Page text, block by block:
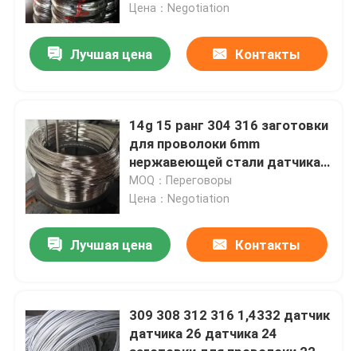
Цена：Negotiation
Лучшая цена Контакты
14g 15 ранг 304 316 заготовки
для проволоки 6mm
нержавеющей стали датчика
датчика 16 горячекатаная
MOQ：Переговоры
Цена：Negotiation
Лучшая цена Контакты
309 308 312 316 1,4332 датчик
датчика 26 датчика 24